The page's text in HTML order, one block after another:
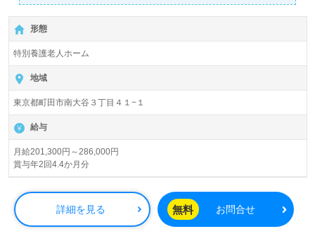
正社員募集◎
【月給201,300円～286,000円】＊介護福祉士、社会福祉
士、精神保健福祉士有資格者向け求人＊『町田駅』徒歩17
分。
入所定員110名（ユニット型個室/多床室）『特別養護老人
ホーム友愛荘』社会福祉法人友愛十字会（本部：東京都世
田谷区）様の運営です。東京都を中心に特別養護老人ホー
ム、デイサービス、ショートステイ、地域包括支援センタ
ー、居宅介護支援事業を展開されています。
◎外部研修『福祉職員キャリアパス対応生涯研修課程』実
施！支え合い、成長し合う職員様をバックアップされる事
業所様！◎
看護助手や介護職をベースに生活相談員経験のある方をお
迎えします。特別養護老人ホームでの勤務経験は問いませ
形態
特別養護老人ホーム
地域
東京都町田市南大谷３丁目４１−１
給与
月給201,300円～286,000円
賞与年2回4.4か月分
詳細を見る 無料 お問合せ